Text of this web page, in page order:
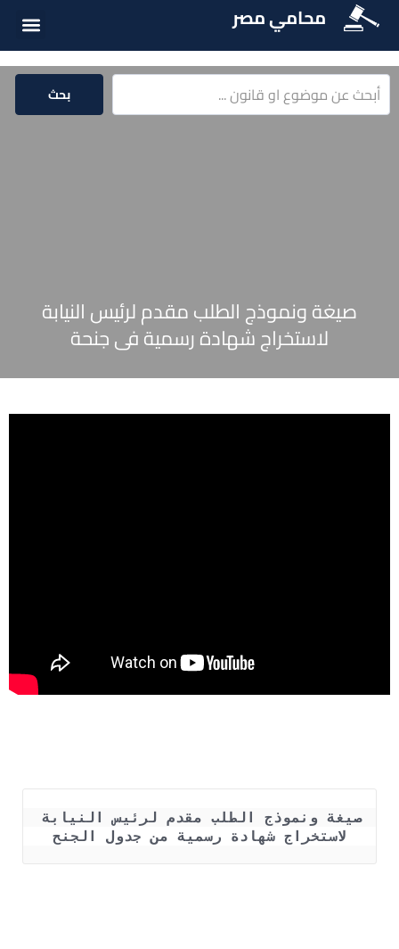
محامي مصر
بحث
صيغة ونموذج الطلب مقدم لرئيس النيابة
لاستخراج شهادة رسمية فى جنحة
لاستخراج شهادة رسمية من جدول الجنح